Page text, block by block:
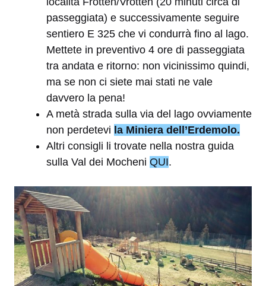
passeggiata) e successivamente seguire
sentiero E 325 che vi condurrà fino al lago.
Mettete in preventivo 4 ore di passeggiata
tra andata e ritorno: non vicinissimo quindi,
ma se non ci siete mai stati ne vale
davvero la pena!
A metà strada sulla via del lago ovviamente
non perdetevi la Miniera dell’Erdemolo.
Altri consigli li trovate nella nostra guida
sulla Val dei Mocheni QUI.